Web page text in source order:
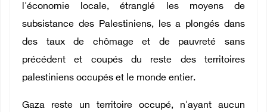
l'économie locale, étranglé les moyens de
subsistance des Palestiniens, les a plongés dans
des taux de chômage et de pauvreté sans
précédent et coupés du reste des territoires
palestiniens occupés et le monde entier.
Gaza reste un territoire occupé, n'ayant aucun